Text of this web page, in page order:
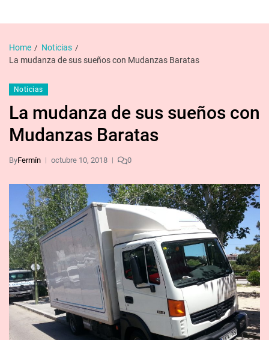
Home
Noticias
La mudanza de sus sueños con Mudanzas Baratas
Noticias
La mudanza de sus sueños con
Mudanzas Baratas
ByFermín octubre 10, 2018 0